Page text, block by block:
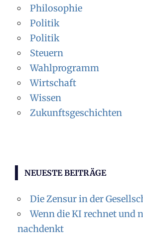
Philosophie
Politik
Politik
Steuern
Wahlprogramm
Wirtschaft
Wissen
Zukunftsgeschichten
NEUESTE BEITRÄGE
Die Zensur in der
Wenn die KI rechnet und
nachdenkt